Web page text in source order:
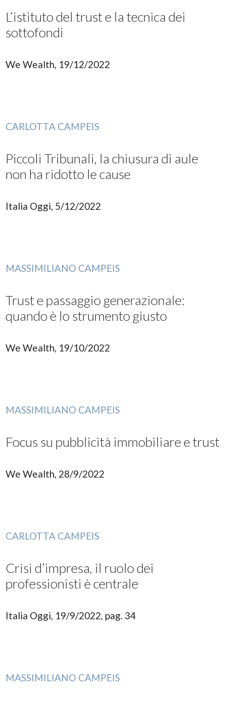
L’istituto del trust e la tecnica dei
sottofondi
We Wealth, 19/12/2022
CARLOTTA CAMPEIS
Piccoli Tribunali, la chiusura di aule
non ha ridotto le cause
Italia Oggi, 5/12/2022
MASSIMILIANO CAMPEIS
Trust e passaggio generazionale:
quando è lo strumento giusto
We Wealth, 19/10/2022
MASSIMILIANO CAMPEIS
Focus su pubblicità immobiliare e trust
We Wealth, 28/9/2022
CARLOTTA CAMPEIS
Crisi d’impresa, il ruolo dei
professionisti è centrale
Italia Oggi, 19/9/2022, pag. 34
MASSIMILIANO CAMPEIS